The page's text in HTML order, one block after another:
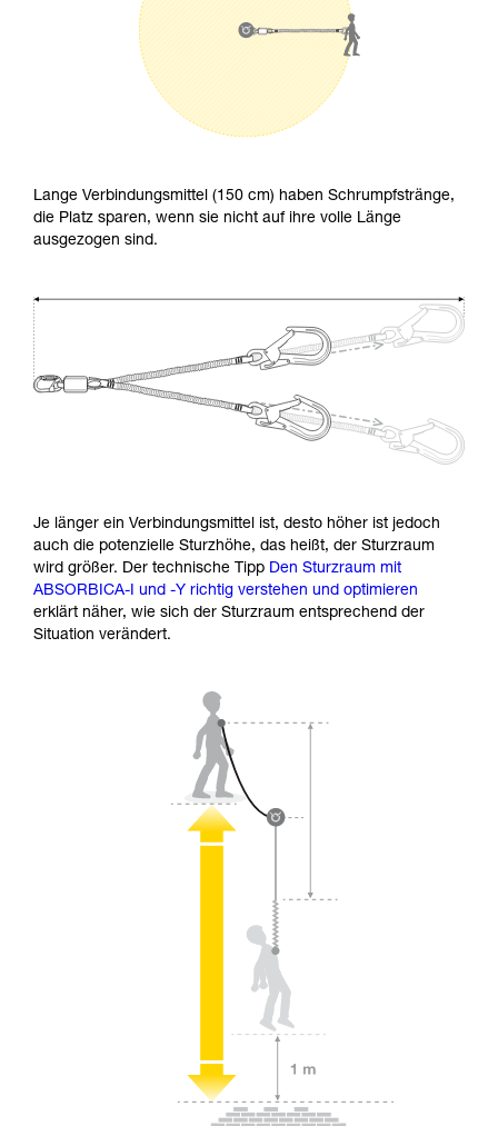
Lange Verbindungsmittel (150 cm) haben Schrumpfstränge,
die Platz sparen, wenn sie nicht auf ihre volle Länge
ausgezogen sind.
Je länger ein Verbindungsmittel ist, desto höher ist jedoch
auch die potenzielle Sturzhöhe, das heißt, der Sturzraum
wird größer. Der technische Tipp Den Sturzraum mit
ABSORBICA-I und -Y richtig verstehen und optimieren
erklärt näher, wie sich der Sturzraum entsprechend der
Situation verändert.